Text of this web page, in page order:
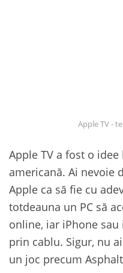
Apple TV -
Apple TV a fost o
americană. Ai nevoie
Apple ca să fie cu
totdeauna un PC să
online, iar iPhone sau
prin cablu. Sigur, nu
un joc precum